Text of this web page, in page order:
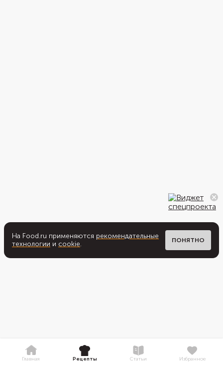
На Food.ru применяются рекомендательные
технологии и cookie. ПОНЯТНО
Главная Рецепты Статьи Избранное